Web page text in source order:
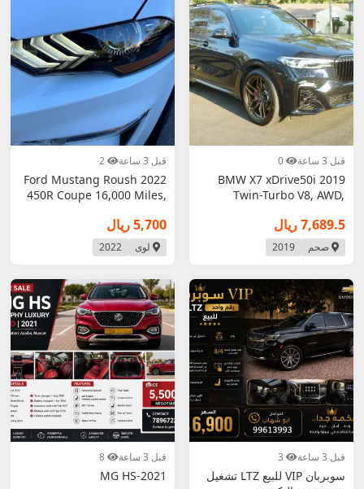
قبل 3 ساعة
2019 BMW X7 xDrive50i
Twin-Turbo V8, AWD,
7,689.5 ريال
صحم 2019
قبل 3 ساعة
2022 Ford Mustang Roush
450R Coupe 16,000 Miles,
5,700 ريال
لوى 2022
قبل 3 ساعة
سوبربان VIP للبيع LTZ تشغيل
قبل 3 ساعة
MG HS-2021